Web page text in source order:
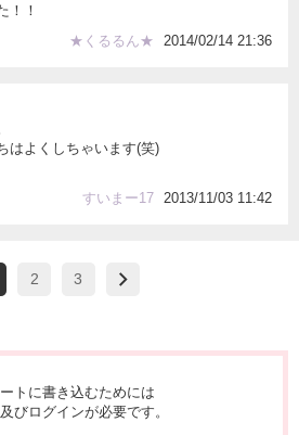
！！
★くるるん★
2014/02/14 21:36
はよくしちゃいます(笑)
すいまー17
2013/11/03 11:42
2 3
トに書き込むためには
びログインが必要です。